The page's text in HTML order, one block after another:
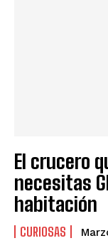
El crucero
necesitas
habitación
CURIOSAS